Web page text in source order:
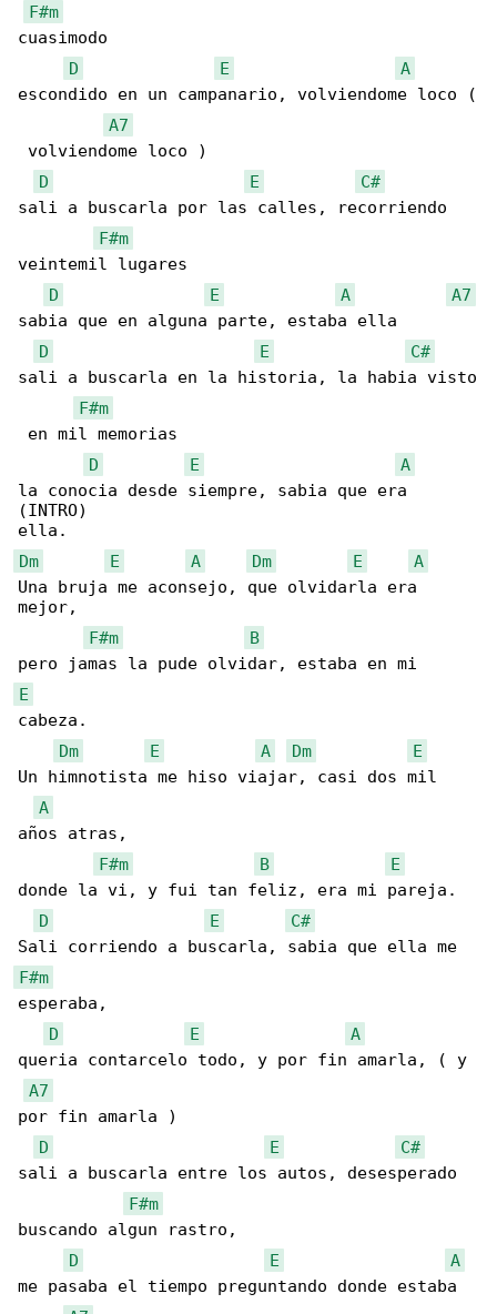
F#m
cuasimodo
D
E
A
escondido en un campanario, volviendome loco (
A7
volviendome loco )
D
E
C#
sali a buscarla por las calles, recorriendo
F#m
veintemil lugares
D
E A
A7
sabia que en alguna parte, estaba ella
D
E
C#
sali a buscarla en la historia, la habia visto
F#m
en mil memorias
D
E
A
la conocia desde siempre, sabia que era
(INTRO)
Dm
E A Dm E
A
Una bruja me aconsejo, que olvidarla era
mejor,
F#m
B
E
cabeza.
Dm
E A Dm
E
Un himnotista me hiso viajar, casi dos mil
A
años atras,
F#m
B
E
donde la vi, y fui tan feliz, era mi pareja.
D
E
C#
F#m
esperaba,
D
E
A
queria contarcelo todo, y por fin amarla, ( y
A7
por fin amarla )
D
E
C#
sali a buscarla entre los autos, desesperado
F#m
buscando algun rastro,
D
E
A
me pasaba el tiempo preguntando donde estaba